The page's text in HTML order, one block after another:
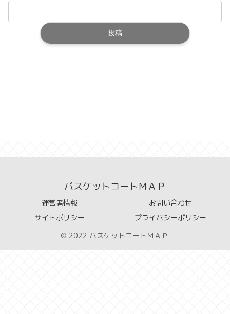
バスケットコートＭＡＰ
運営者情報
お問い合わせ
サイトポリシー
プライバシーポリシー
© 2022 バスケットコートＭＡＰ.